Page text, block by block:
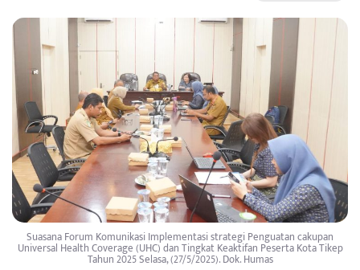
Suasana Forum Komunikasi Implementasi strategi Penguatan cakupan
Universal Health Coverage (UHC) dan Tingkat Keaktifan Peserta Kota Tikep
Tahun 2025 Selasa, (27/5/2025). Dok. Humas